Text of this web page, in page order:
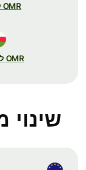
OMR ל-JPY
OMR ל-AUD